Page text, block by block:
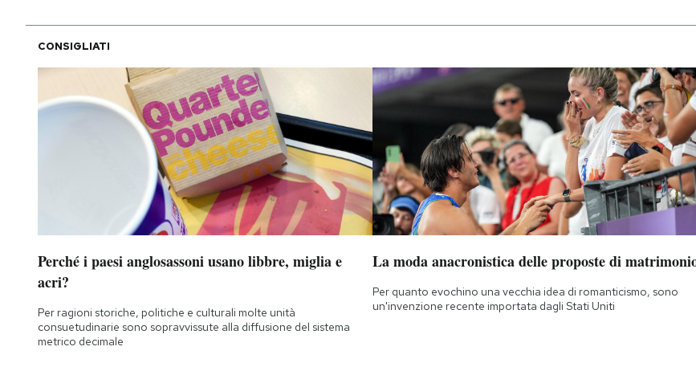
CONSIGLIATI
Perché i paesi anglosassoni usano libbre, miglia e
acri?
Per ragioni storiche, politiche e culturali molte unità
consuetudinarie sono sopravvissute alla diffusione del sistema
metrico decimale
La moda anacronistica delle proposte di
Per quanto evochino una vecchia idea di romanticismo, sono
un'invenzione recente importata dagli Stati Uniti